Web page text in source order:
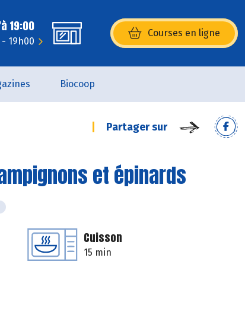
19:00
19h00
Courses en ligne
(s’ouvre dans une nouvelle
Biocoop
Partager sur
et épinards
Cuisson
15 min